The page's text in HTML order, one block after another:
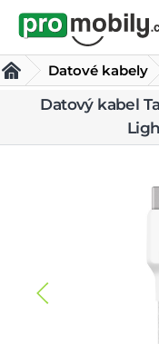
Datové kabely
Thread USB-C -
Datový kabel